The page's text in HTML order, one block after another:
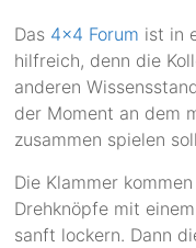
Das 4×4 Forum ist in
hilfreich, denn die
anderen
der Moment an dem
zusammen spielen
Die Klammer
Drehknöpfe mit
sanft lockern. Dann